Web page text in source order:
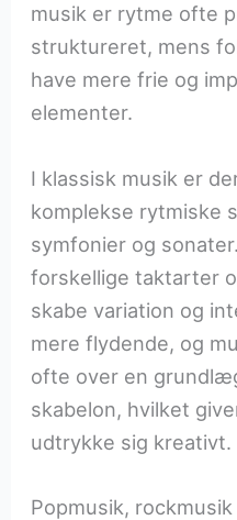
musik er rytme ofte
struktureret, mens
have mere frie og
elementer.
I klassisk musik er
komplekse rytmiske
symfonier og
forskellige taktarter
skabe variation og
mere flydende, og
ofte over en
skabelon, hvilket
udtrykke sig kreativt.
Popmusik,